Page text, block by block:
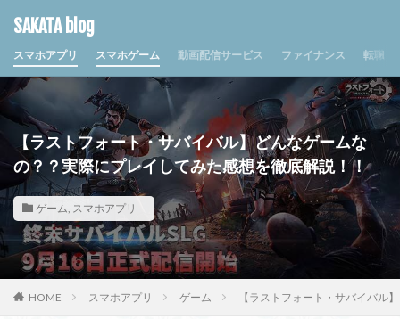
SAKATA blog
スマホアプリ スマホゲーム 動画配信サービス ファイナンス 転職・
【ラストフォート・サバイバル】どんなゲームな
の？？実際にプレイしてみた感想を徹底解説！！
ゲーム, スマホアプリ
HOME スマホアプリ ゲーム 【ラストフォート・サバイバル